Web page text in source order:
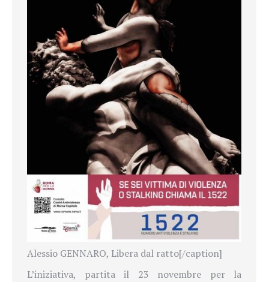
Alessio GENNARO, Libera dal ratto[/caption]
L’iniziativa, partita il 23 novembre per la